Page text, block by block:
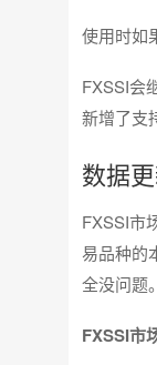
使用时如
FXSSI会
新增了支
数据
FXSSI市
易品种的
全没问题。
FXSSI市